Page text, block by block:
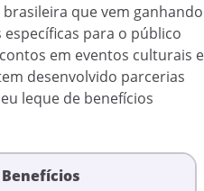
que vem ganhando
para o público
em eventos culturais e
desenvolvido parcerias
leque de benefícios